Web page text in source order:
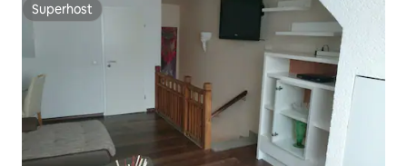
Superhost
Superhost